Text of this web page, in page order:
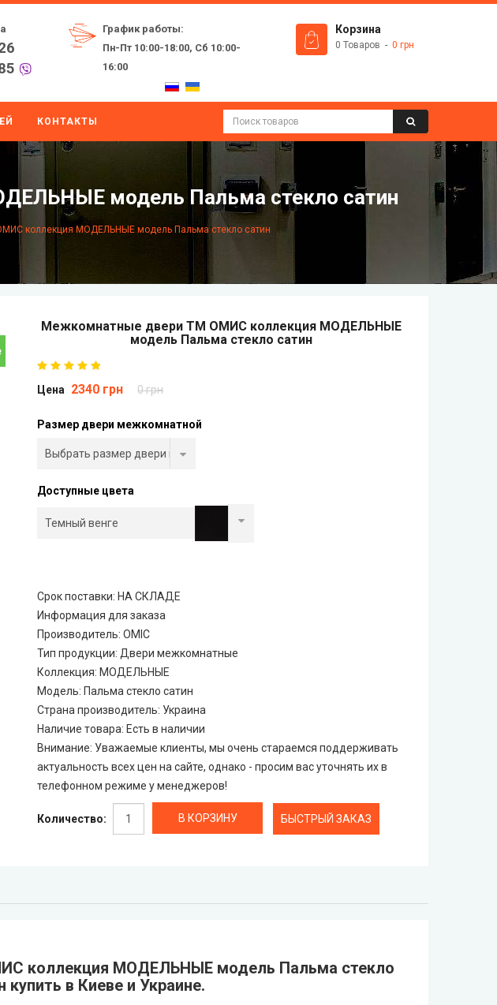
График работы:
Пн-Пт 10:00-18:00, Сб 10:00-
16:00
Корзина
0 Товаров 0 грн
КОНТАКТЫ
модель Пальма стекло сатин
коллекция МОДЕЛЬНЫЕ модель Пальма стекло сатин
Mежкомнатные двери ТМ ОМИС коллекция МОДЕЛЬНЫЕ
модель Пальма стекло сатин
Цена 2340 грн 0 грн
Размер двери межкомнатной
Доступные цвета
Срок поставки: НА СКЛАДЕ
Информация для заказа
Производитель:ОМІС
Тип продукции: Двери межкомнатные
Коллекция: МОДЕЛЬНЫЕ
Модель: Пальма стекло сатин
Страна производитель: Украина
Наличие товара: Есть в наличии
Внимание: Уважаемые клиенты, мы очень стараемся поддерживать
актуальность всех цен на сайте, однако - просим вас уточнять их в
телефонном режиме у менеджеров!
Количество: БЫСТРЫЙ ЗАКАЗ
коллекция МОДЕЛЬНЫЕ модель Пальма стекло
купить в Киеве и Украине.